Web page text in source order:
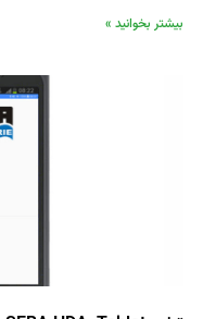
بیشتر بخوانید »